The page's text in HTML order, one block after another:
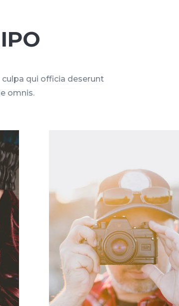
qui officia deserunt
omnis.